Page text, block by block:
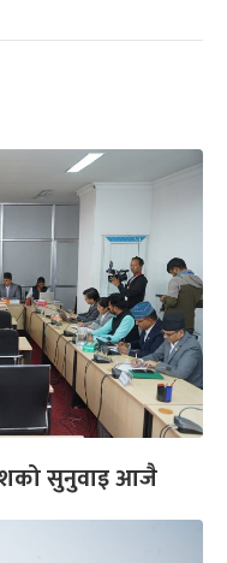
सुनुवाइ आजै